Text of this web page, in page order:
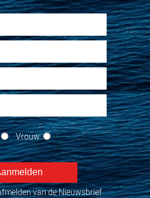
Vrouw
van de Nieuwsbrief